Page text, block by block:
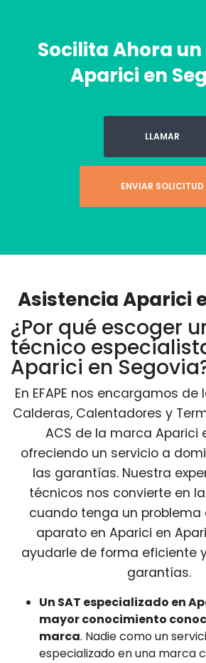
Socilita Ahora
Aparici en
LLAMAR
ENVIAR SOLICITUD
Asistencia Aparici
¿Por qué escoger
técnico
Aparici en
En EFAPE nos encargamos
Calderas, Calentadores y
ACS de la marca Aparici
ofreciendo un servicio a
las garantías. Nuestra
técnicos nos convierte en
cuando tenga un problema
aparato en Aparici en
ayudarle de forma eficiente
garantías.
Un SAT especializado en
mayor conocimiento
marca. Nadie como un
especializado en una marca